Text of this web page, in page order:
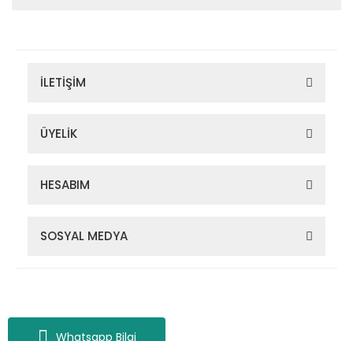
Whatsapp Bilgi
İLETİŞİM
ÜYELİK
HESABIM
SOSYAL MEDYA